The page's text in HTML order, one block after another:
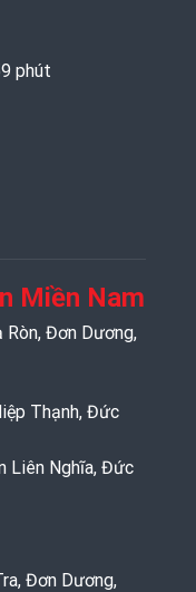
phút
Miền Nam
Ròn, Đơn Dương,
Thạnh, Đức
Liên Nghĩa, Đức
Đơn Dương,